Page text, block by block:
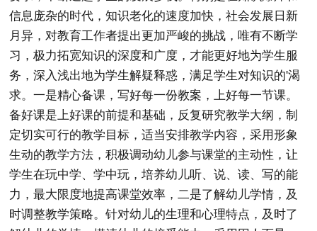
信息庞杂的时代，知识老化的速度加快，社会发展日新
月异，对教育工作者提出更加严峻的挑战，唯有不断学
习，极力拓宽知识的深度和广度，才能更好地为学生服
务，深入浅出地为学生解疑释惑，满足学生对知识的'渴
求。一是精心备课，写好每一份教案，上好每一节课。
备好课是上好课的前提和基础，反复研究教学大纲，制
定切实可行的教学目标，适当安排教学内容，采用形象
生动的教学方法，积极调动幼儿参与课堂的主动性，让
学生在玩中学、学中玩，培养幼儿听、说、读、写的能
力，最大限度地提高课堂效率，二是了解幼儿学情，及
时调整教学策略。针对幼儿的生理和心理特点，及时了